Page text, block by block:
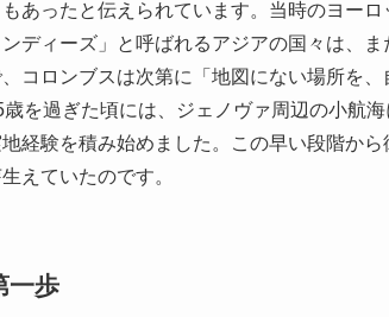
あったと伝えられています。当時のヨー
ディーズ」と呼ばれるアジアの国々は、
コロンブスは次第に「地図にない場所を
を過ぎた頃には、ジェノヴァ周辺の小航
経験を積み始めました。この早い段階か
えていたのです。
一歩